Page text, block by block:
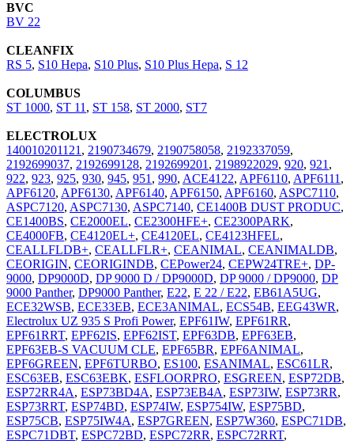
BVC
BV 22
CLEANFIX
RS 5, S10 Hepa, S10 Plus, S10 Plus Hepa, S 12
COLUMBUS
ST 1000, ST 11 , ST 158, ST 2000, ST7
ELECTROLUX
140010201121 , 2190734679, 2190758058, 2192337059,
2192699037, 2192699128, 2192699201 , 2198922029, 920, 921 ,
922, 923, 925, 930, 945, 951 , 990, ACE4122, APF6110, APF6111 ,
APF6120, APF6130, APF6140, APF6150, APF6160, ASPC7110,
ASPC7120, ASPC7130, ASPC7140, CE1400B DUST PRODUC,
CE1400BS, CE2000EL, CE2300HFE+, CE2300PARK,
CE4000FB, CE4120EL+, CE4120EL, CE4123HFEL,
CEALLFLDB+, CEALLFLR+, CEANIMAL, CEANIMALDB,
CEORIGIN, CEORIGINDB, CEPower24, CEPW24TRE+, DP-
9000, DP9000D, DP 9000 D / DP9000D, DP 9000 / DP9000, DP
9000 Panther, DP9000 Panther, E22, E 22 / E22, EB61A5UG,
ECE32WSB, ECE33EB, ECE3ANIMAL, ECS54B, EEG43WR,
Electrolux UZ 935 S Profi Power, EPF61IW, EPF61RR,
EPF61RRT, EPF62IS, EPF62IST, EPF63DB, EPF63EB,
EPF63EB-S VACUUM CLE, EPF65BR, EPF6ANIMAL,
EPF6GREEN, EPF6TURBO, ES100, ESANIMAL, ESC61LR,
ESC63EB, ESC63EBK, ESFLOORPRO, ESGREEN, ESP72DB,
ESP72RR4A, ESP73BD4A, ESP73EB4A, ESP73IW, ESP73RR,
ESP73RRT, ESP74BD, ESP74IW, ESP754IW, ESP75BD,
ESP75CB, ESP75IW4A, ESP7GREEN, ESP7W360, ESPC71DB,
ESPC71DBT, ESPC72BD, ESPC72RR, ESPC72RRT,